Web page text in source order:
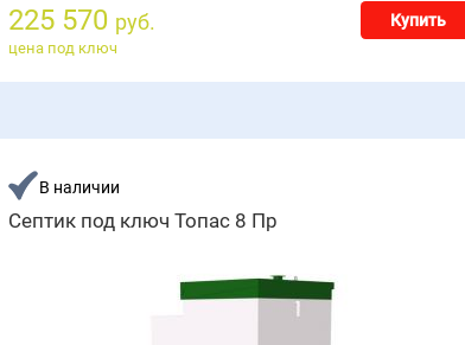
225 570 руб. Купить
цена под ключ
В наличии
Септик под ключ Топас 8 Пр